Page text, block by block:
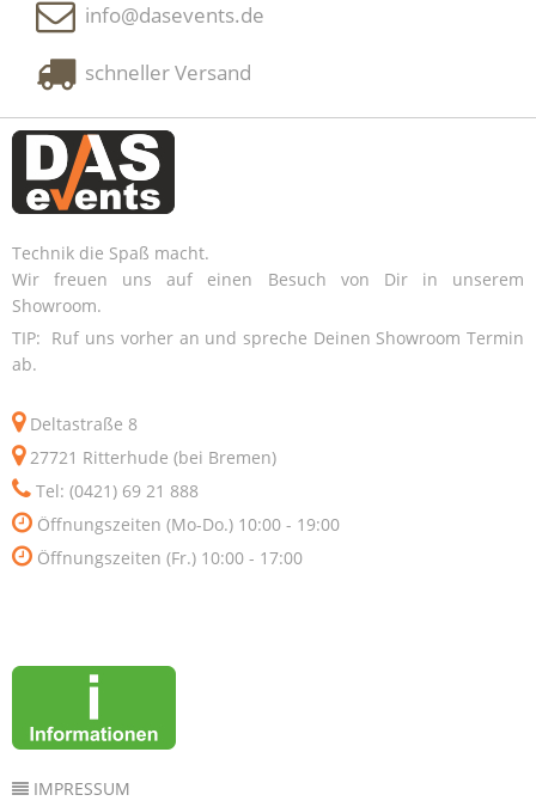
info@dasevents.de
schneller Versand
Technik die Spaß macht.
Wir freuen uns auf einen Besuch von Dir in unserem
Showroom.
TIP: Ruf uns vorher an und spreche Deinen Showroom Termin
ab.
Deltastraße 8
27721 Ritterhude (bei Bremen)
Tel: (0421) 69 21 888
Öffnungszeiten (Mo-Do.) 10:00 - 19:00
Öffnungszeiten (Fr.) 10:00 - 17:00
IMPRESSUM